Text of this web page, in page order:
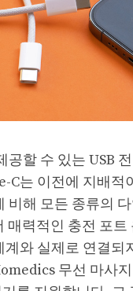
공할 수 있는 USB
C는 이전에 지배적
비해 모든 종류의
매력적인 충전 포트
와 실제로 연결되
무선 마사